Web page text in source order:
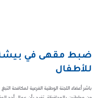
ضبط مقهى في
للأطفال
باشر أعضاء اللجنة الوطنية الفرعية لمكافحة